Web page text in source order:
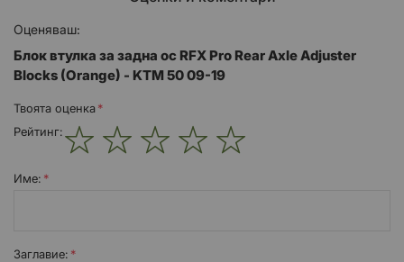
Профил, проектиран с CAD за лекота.
По-малки допуски за подобрено прилягане.
Цветно анодизирани за визия на фабричен мотоциклет.
Оценяваш:
Блок втулка за задна ос RFX Pro Rear Axle Adjuster
Blocks (Orange) - KTM 50 09-19
Твоята оценка
Рейтинг:
Име:
Заглавиe: